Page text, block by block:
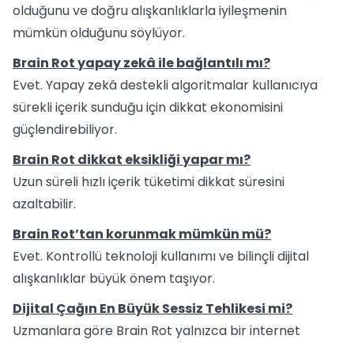
olduğunu ve doğru alışkanlıklarla iyileşmenin
mümkün olduğunu söylüyor.
Brain Rot yapay zekâ ile bağlantılı mı?
Evet. Yapay zekâ destekli algoritmalar kullanıcıya
sürekli içerik sunduğu için dikkat ekonomisini
güçlendirebiliyor.
Brain Rot dikkat eksikliği yapar mı?
Uzun süreli hızlı içerik tüketimi dikkat süresini
azaltabilir.
Brain Rot’tan korunmak mümkün mü?
Evet. Kontrollü teknoloji kullanımı ve bilinçli dijital
alışkanlıklar büyük önem taşıyor.
Dijital Çağın En Büyük Sessiz Tehlikesi mi?
Uzmanlara göre Brain Rot yalnızca bir internet